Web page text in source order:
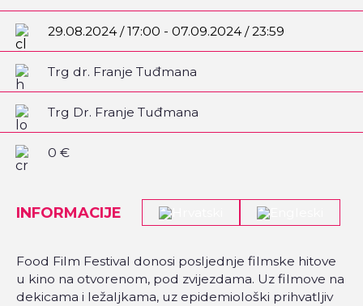
29.08.2024 / 17:00 - 07.09.2024 / 23:59
Trg dr. Franje Tuđmana
Trg Dr. Franje Tuđmana
0 €
INFORMACIJE
Food Film Festival donosi posljednje filmske hitove
u kino na otvorenom, pod zvijezdama. Uz filmove na
dekicama i ležaljkama, uz epidemiološki prihvatljiv